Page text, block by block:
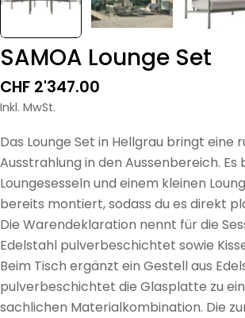
SAMOA Lounge Set
Regulärer
Preis
CHF 2'347.00
Inkl. MwSt.
Das Lounge Set in Hellgrau bringt eine
Ausstrahlung in den Aussenbereich. Es
Loungesesseln und einem kleinen
bereits montiert, sodass du es direkt
Die Warendeklaration nennt für die
Edelstahl pulverbeschichtet sowie
Beim Tisch ergänzt ein Gestell aus
pulverbeschichtet die Glasplatte zu
sachlichen Materialkombination. Die